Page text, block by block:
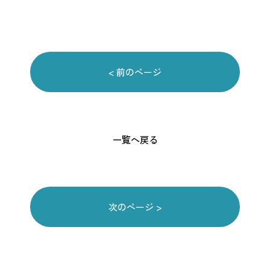
< 前のページ
一覧へ戻る
次のページ >